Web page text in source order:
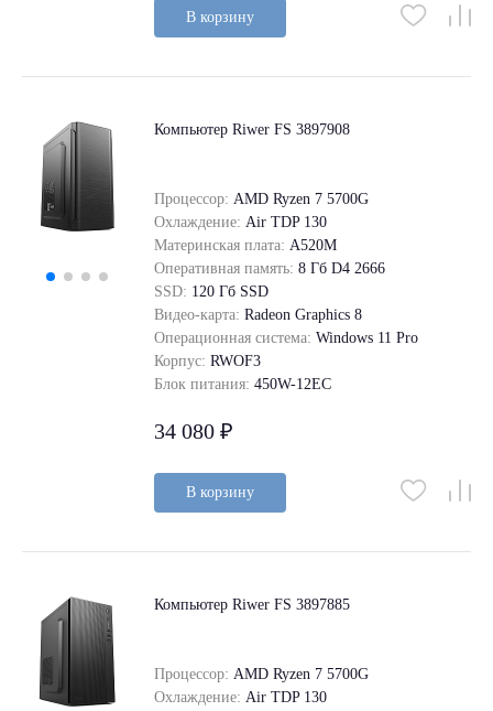
В корзину
Компьютер Riwer FS 3897908
Процессор: AMD Ryzen 7 5700G
Охлаждение: Air TDP 130
Материнская плата: A520M
Оперативная память: 8 Гб D4 2666
SSD: 120 Гб SSD
Видео-карта: Radeon Graphics 8
Операционная система: Windows 11 Pro
Корпус: RWOF3
Блок питания: 450W-12EC
34 080 ₽
В корзину
Компьютер Riwer FS 3897885
Процессор: AMD Ryzen 7 5700G
Охлаждение: Air TDP 130